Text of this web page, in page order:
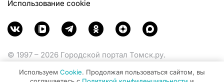
Использование cookie
© 1997 – 2026 Городской портал Томск.ру.
Министерства цифрового развития, связи и массовых
Используем Cookie. Продолжая пользоваться сайтом, вы